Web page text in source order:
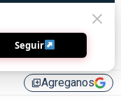
library_addAgreganos
Seguir